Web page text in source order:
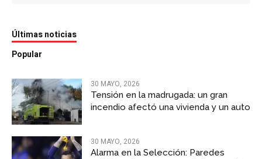
Últimas noticias
Popular
30 MAYO, 2026
Tensión en la madrugada: un gran
incendio afectó una vivienda y un auto
30 MAYO, 2026
Alarma en la Selección: Paredes